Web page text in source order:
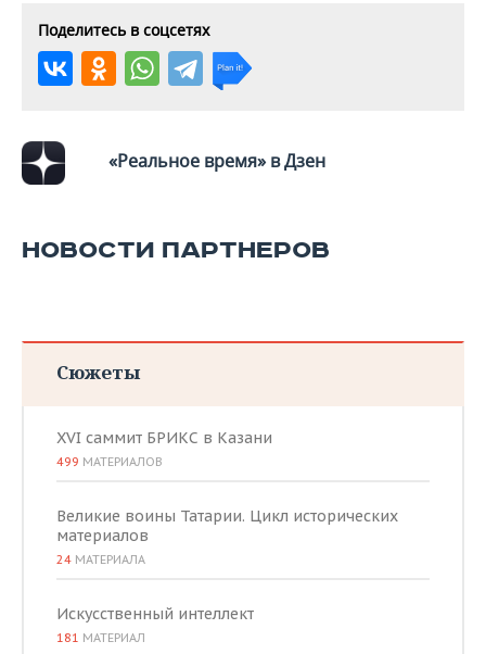
Поделитесь в соцсетях
«Реальное время» в Дзен
НОВОСТИ ПАРТНЕРОВ
Сюжеты
XVI саммит БРИКС в Казани
499 МАТЕРИАЛОВ
Великие воины Татарии. Цикл исторических
материалов
24 МАТЕРИАЛА
Искусственный интеллект
181 МАТЕРИАЛ